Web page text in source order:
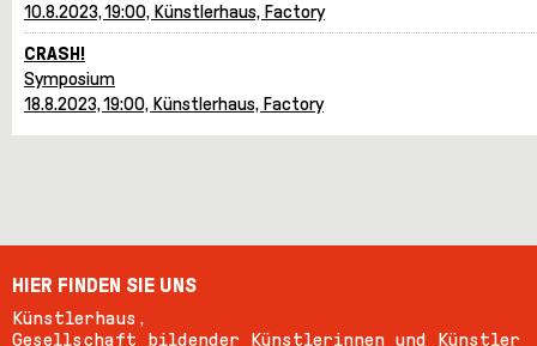
10.8.2023, 19:00, Künstlerhaus, Factory
CRASH!
Symposium
18.8.2023, 19:00, Künstlerhaus, Factory
HIER FINDEN SIE UNS
Künstlerhaus,
Gesellschaft bildender Künstlerinnen und Künstler